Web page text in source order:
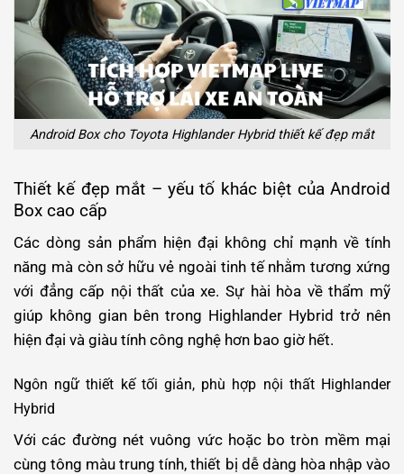
Android Box cho Toyota Highlander Hybrid thiết kế đẹp mắt
Thiết kế đẹp mắt – yếu tố khác biệt của Android
Box cao cấp
Các dòng sản phẩm hiện đại không chỉ mạnh về tính
năng mà còn sở hữu vẻ ngoài tinh tế nhằm tương xứng
với đẳng cấp nội thất của xe. Sự hài hòa về thẩm mỹ
giúp không gian bên trong Highlander Hybrid trở nên
hiện đại và giàu tính công nghệ hơn bao giờ hết.
Ngôn ngữ thiết kế tối giản, phù hợp nội thất Highlander
Hybrid
Với các đường nét vuông vức hoặc bo tròn mềm mại
cùng tông màu trung tính, thiết bị dễ dàng hòa nhập vào